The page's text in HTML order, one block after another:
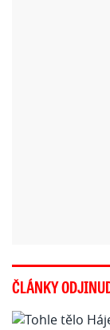
ČLÁNKY